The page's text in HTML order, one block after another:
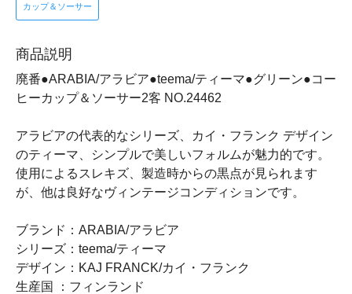
カップ＆ソーサー
商品説明
廃番●ARABIA/アラビア●teema/ティーマ●グリーン●コー
ヒーカップ＆ソーサー2客 NO.24462
アラビアの代表的なシリーズ、カイ・フランク デザイン
のティーマ、シンプルで美しいフォルムが魅力的です。
使用によるスレキズ、製造時からの黒点が見られます
が、他は良好なヴィンテージコンディションです。
ブランド：ARABIA/アラビア
シリーズ：teema/ティーマ
デザイン：KAJ FRANCK/カイ・フランク
生産国 ：フィンランド